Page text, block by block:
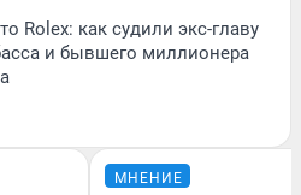
Rolex: как судили экс-главу
и бывшего миллионера
МНЕНИЕ